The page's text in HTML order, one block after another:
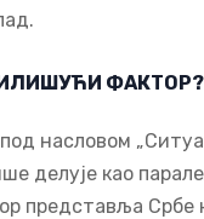
ФАКТОР?
насловом
делује као
представља Србе